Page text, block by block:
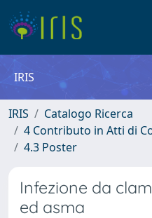
IRIS
IRIS
Catalogo Ricerca
4 Contributo in Atti di
4.3 Poster
Infezione da
ed asma